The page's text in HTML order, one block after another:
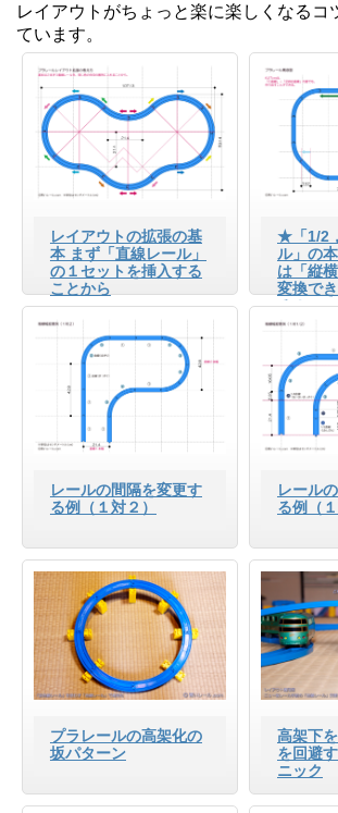
レイアウトがちょっと楽に楽しくなるコ
ています。
レイアウトの拡張の基
本 まず「直線レール」
の１セットを挿入する
ことから
★「1/2
ル」の
は「縦
変換で
る！
レールの間隔を変更す
る例（１対２）
レール
る例（
プラレールの高架化の
坂パターン
高架下
を回避
ニック